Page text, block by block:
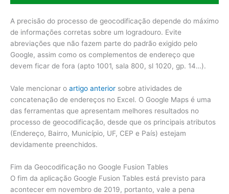
A precisão do processo de geocodificação depende do máximo
de informações corretas sobre um logradouro. Evite
abreviações que não fazem parte do padrão exigido pelo
Google, assim como os complementos de endereço que
devem ficar de fora (apto 1001, sala 800, sl 1020, gp. 14…).
Vale mencionar o artigo anterior sobre atividades de
concatenação de endereços no Excel. O Google Maps é uma
das ferramentas que apresentam melhores resultados no
processo de geocodificação, desde que os principais atributos
(Endereço, Bairro, Município, UF, CEP e País) estejam
devidamente preenchidos.
Fim da Geocodificação no Google Fusion Tables
O fim da aplicação Google Fusion Tables está previsto para
acontecer em novembro de 2019, portanto, vale a pena